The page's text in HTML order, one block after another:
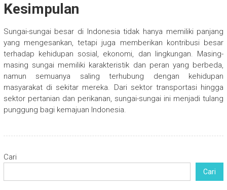
Kesimpulan
Sungai-sungai besar di Indonesia tidak hanya memiliki panjang
yang mengesankan, tetapi juga memberikan kontribusi besar
terhadap kehidupan sosial, ekonomi, dan lingkungan. Masing-
masing sungai memiliki karakteristik dan peran yang berbeda,
namun semuanya saling terhubung dengan kehidupan
masyarakat di sekitar mereka. Dari sektor transportasi hingga
sektor pertanian dan perikanan, sungai-sungai ini menjadi tulang
punggung bagi kemajuan Indonesia.
Cari
Cari